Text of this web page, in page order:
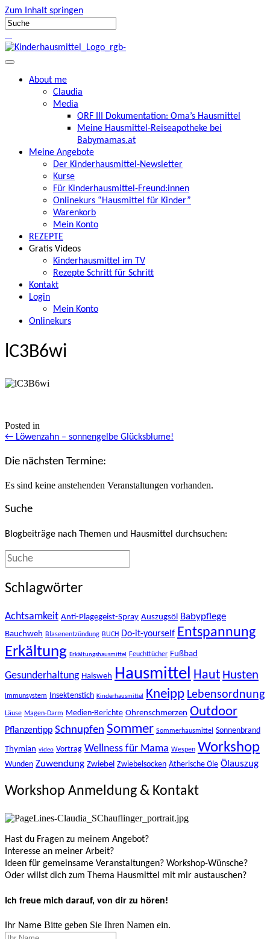
Zum Inhalt springen
About me
Claudia
Media
ORF III Dokumentation: Oma’s Hausmittel
Meine Hausmittel-Reiseapotheke bei
Babymamas.at
Meine Angebote
Der Kinderhausmittel-Newsletter
Kurse
Für Kinderhausmittel-Freund:innen
Onlinekurs “Hausmittel für Kinder”
Warenkorb
Mein Konto
REZEPTE
Gratis Videos
Kinderhausmittel im TV
Rezepte Schritt für Schritt
Kontakt
Login
Mein Konto
Onlinekurs
lC3B6wi
Posted in
Posts
navigation
← Löwenzahn – sonnengelbe Glücksblume!
Die nächsten Termine:
Es sind keine anstehenden Veranstaltungen vorhanden.
Suche
Blogbeiträge nach Themen und Hausmittel durchsuchen:
Schlagwörter
Achtsamkeit Anti-Plagegeist-Spray Auszugsöl Babypflege
Bauchweh Blasenentzündung BUCH Do-it-yourself Entspannung
Erkältung Erkältungshausmittel Feuchttücher Fußbad
Gesunderhaltung Halsweh Hausmittel Haut Husten
Immunsystem Insektenstich Kinderhausmittel Kneipp Lebensordnung
Läuse Magen-Darm Medien-Berichte Ohrenschmerzen Outdoor
Pflanzentipp Schnupfen Sommer Sommerhausmittel Sonnenbrand
Thymian video Vortrag Wellness für Mama Wespen Workshop
Wunden Zuwendung Zwiebel Zwiebelsocken Ätherische Öle Ölauszug
Workshop Anmeldung & Kontakt
Hast du Fragen zu meinem Angebot?
Interesse an meiner Arbeit?
Ideen für gemeinsame Veranstaltungen? Workshop-Wünsche?
Oder willst dich zum Thema Hausmittel mit mir austauschen?
Ich freue mich darauf, von dir zu hören!
Ihr Name Bitte geben Sie Ihren Namen ein.